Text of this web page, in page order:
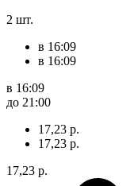
2 шт.
в 16:09
в 16:09
в 16:09
до 21:00
17,23 р.
17,23 р.
17,23 р.